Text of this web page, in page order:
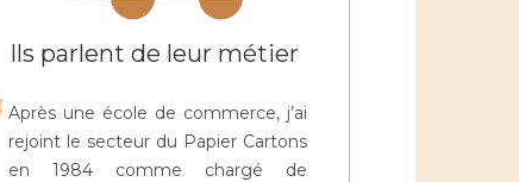
Ils parlent de leur métier
Après une école de commerce, j’ai
rejoint le secteur du Papier Cartons
en 1984 comme chargé de